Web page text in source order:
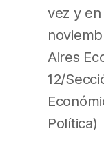
vez y
Aires
12/
Política)